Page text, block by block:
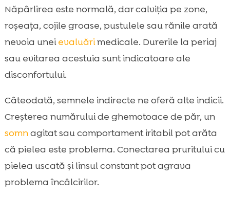
Năpârlirea este normală, dar calviția pe zone,
roșeața, cojile groase, pustulele sau rănile arată
nevoia uneievaluărimedicale. Durerile la periaj
sau evitarea acestuia sunt indicatoare ale
disconfortului.
Câteodată, semnele indirecte ne oferă alte indicii.
Creșterea numărului de ghemotoace de păr, un
somnagitat sau comportament iritabil pot arăta
că pielea este problema. Conectarea pruritului cu
pielea uscată și linsul constant pot agrava
problema încâlcirilor.